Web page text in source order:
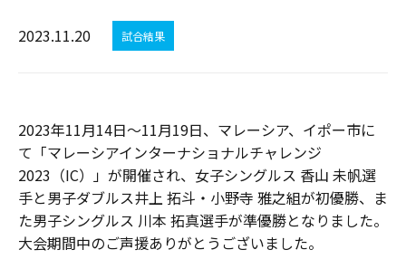
2023.11.20 試合結果
2023年11月14日～11月19日、マレーシア、イポー市に
て「マレーシアインターナショナルチャレンジ
2023（IC）」が開催され、女子シングルス 香山 未帆選
手と男子ダブルス井上 拓斗・小野寺 雅之組が初優勝、ま
た男子シングルス 川本 拓真選手が準優勝となりました。
大会期間中のご声援ありがとうございました。